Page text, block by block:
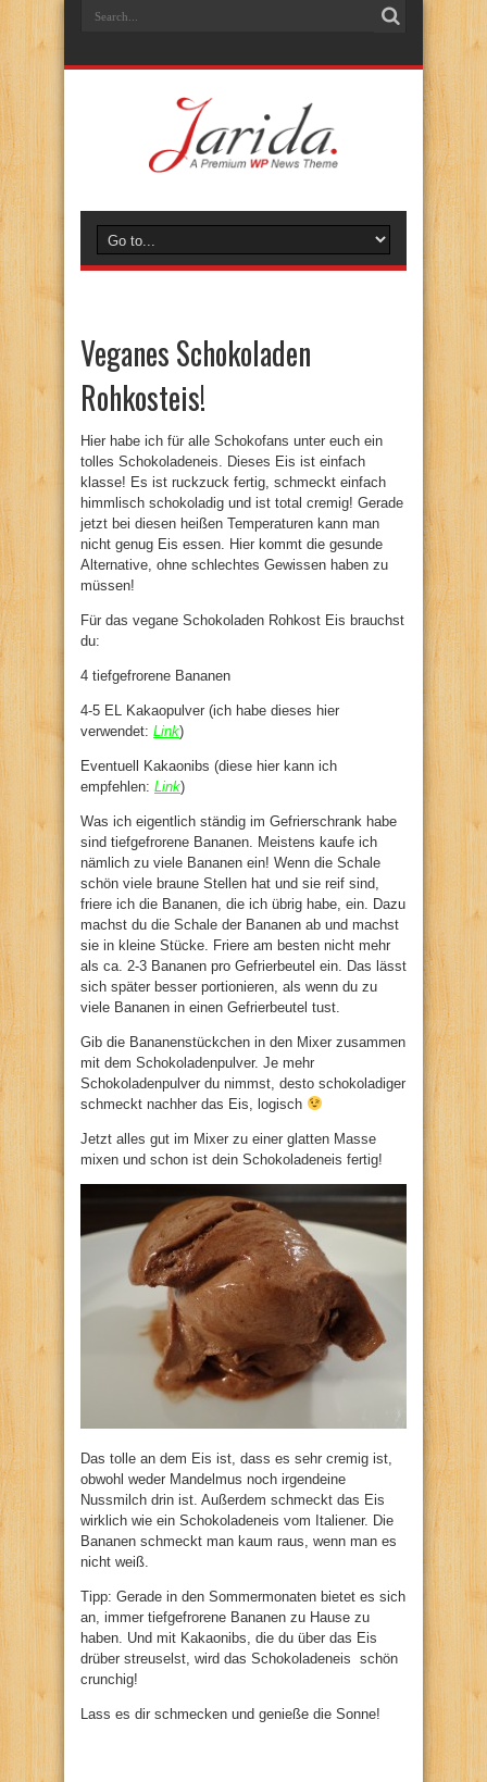
Veganes Schokoladen
Rohkosteis!
Hier habe ich für alle Schokofans unter euch ein
tolles Schokoladeneis. Dieses Eis ist einfach
klasse! Es ist ruckzuck fertig, schmeckt einfach
himmlisch schokoladig und ist total cremig! Gerade
jetzt bei diesen heißen Temperaturen kann man
nicht genug Eis essen. Hier kommt die gesunde
Alternative, ohne schlechtes Gewissen haben zu
müssen!
Für das vegane Schokoladen Rohkost Eis brauchst
du:
4 tiefgefrorene Bananen
4-5 EL Kakaopulver (ich habe dieses hier
verwendet: Link)
Eventuell Kakaonibs (diese hier kann ich
empfehlen: Link)
Was ich eigentlich ständig im Gefrierschrank habe
sind tiefgefrorene Bananen. Meistens kaufe ich
nämlich zu viele Bananen ein! Wenn die Schale
schön viele braune Stellen hat und sie reif sind,
friere ich die Bananen, die ich übrig habe, ein. Dazu
machst du die Schale der Bananen ab und machst
sie in kleine Stücke. Friere am besten nicht mehr
als ca. 2-3 Bananen pro Gefrierbeutel ein. Das lässt
sich später besser portionieren, als wenn du zu
viele Bananen in einen Gefrierbeutel tust.
Gib die Bananenstückchen in den Mixer zusammen
mit dem Schokoladenpulver. Je mehr
Schokoladenpulver du nimmst, desto schokoladiger
schmeckt nachher das Eis, logisch
Jetzt alles gut im Mixer zu einer glatten Masse
mixen und schon ist dein Schokoladeneis fertig!
Das tolle an dem Eis ist, dass es sehr cremig ist,
obwohl weder Mandelmus noch irgendeine
Nussmilch drin ist. Außerdem schmeckt das Eis
wirklich wie ein Schokoladeneis vom Italiener. Die
Bananen schmeckt man kaum raus, wenn man es
nicht weiß.
Tipp: Gerade in den Sommermonaten bietet es sich
an, immer tiefgefrorene Bananen zu Hause zu
haben. Und mit Kakaonibs, die du über das Eis
drüber streuselst, wird das Schokoladeneis schön
crunchig!
Lass es dir schmecken und genieße die Sonne!